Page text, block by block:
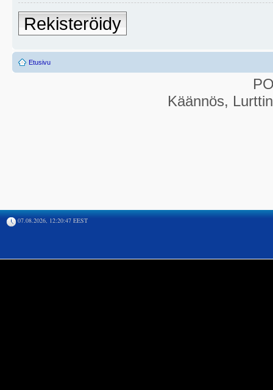
Rekisteröidy
Etusivu
Käännös,
07.08.2026, 12:20:47 EEST